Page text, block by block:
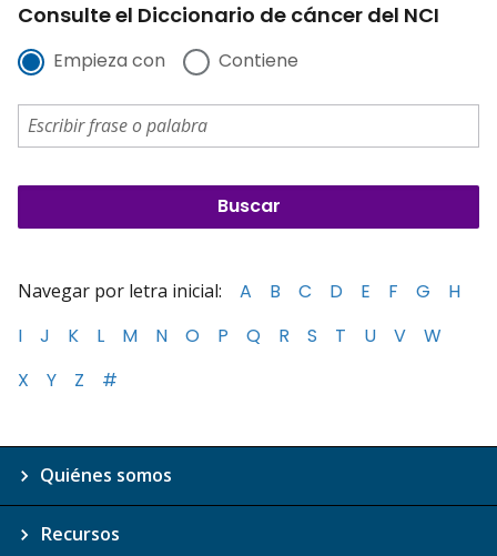
Consulte el Diccionario de cáncer del NCI
Empieza con Contiene
Navegar por letra inicial: A B C D E F G
H
I
J K L M N O P Q R S T U V
W
X
Y Z #
Quiénes somos
Recursos